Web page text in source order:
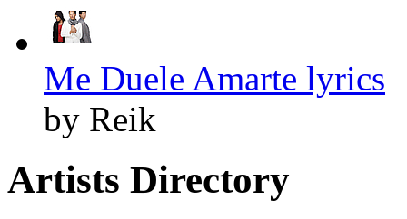
Me Duele Amarte lyrics
by Reik
Artists Directory